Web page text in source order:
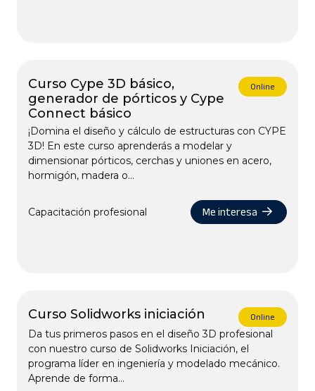
Curso Cype 3D básico,
generador de pórticos y Cype
Connect básico
Online
¡Domina el diseño y cálculo de estructuras con CYPE
3D! En este curso aprenderás a modelar y
dimensionar pórticos, cerchas y uniones en acero,
hormigón, madera o...
Capacitación profesional Me interesa
Curso Solidworks iniciación Online
Da tus primeros pasos en el diseño 3D profesional
con nuestro curso de Solidworks Iniciación, el
programa líder en ingeniería y modelado mecánico.
Aprende de forma...